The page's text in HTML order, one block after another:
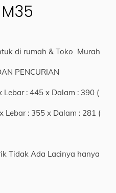
di rumah & Toko Murah
PENCURIAN
: 445 x Dalam : 390 (
Lebar : 355 x Dalam : 281 (
Tidak Ada Lacinya hanya